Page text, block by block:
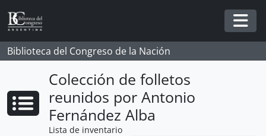
Skip to main content
Biblioteca del Congreso de la Nación
Colección de folletos
reunidos por Antonio
Fernández Alba
Lista de inventario